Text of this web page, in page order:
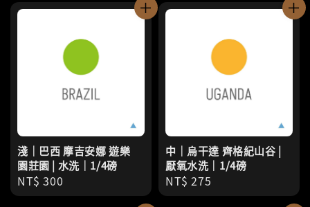
淺｜巴西 摩吉安娜 遊樂
園莊園 | 水洗｜1/4磅
Regular
price
NT$ 300
中｜烏干達 齊格紀山谷 |
厭氧水洗｜1/4磅
Regular
price
NT$ 275